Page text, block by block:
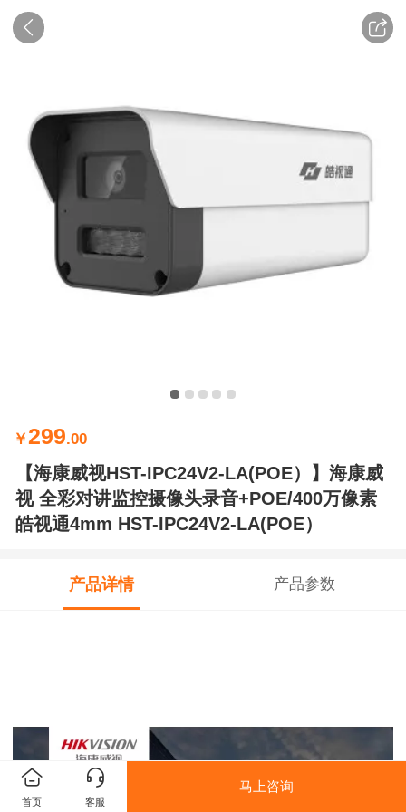
￥299.00
【海康威视HST-IPC24V2-LA(POE）】海康威
视 全彩对讲监控摄像头录音+POE/400万像素
皓视通4mm HST-IPC24V2-LA(POE）
产品详情 产品参数
首页 客服
马上咨询